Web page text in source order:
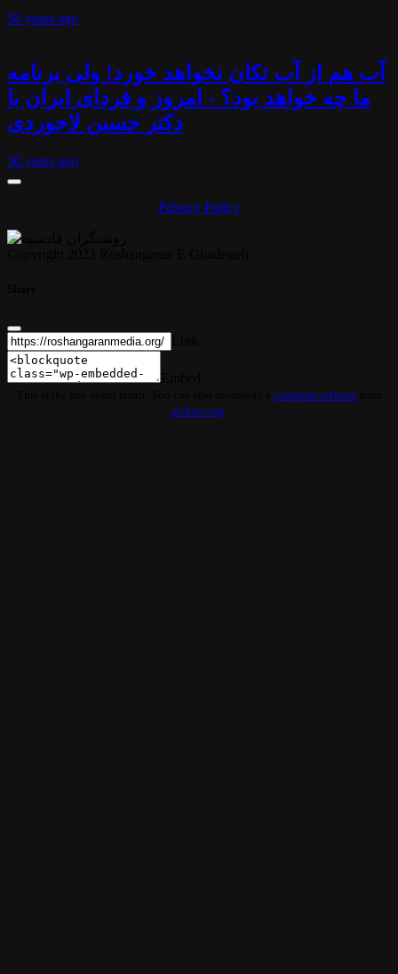
56 years ago
آب هم از آب تکان نخواهد خورد! ولی برنامه
ما چه خواهد بود؟ - امروز و فردای ایران با
دکتر حسین لاجوردی
56 years ago
Privacy Policy
complete websitefrom
archive.org